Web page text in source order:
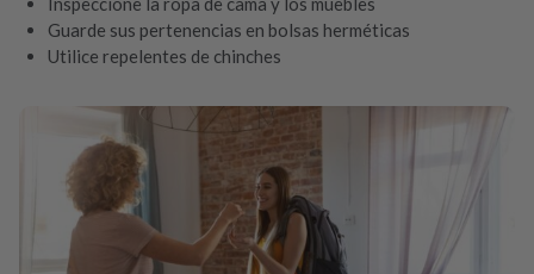
Guarde sus pertenencias en bolsas herméticas
Utilice repelentes de chinches